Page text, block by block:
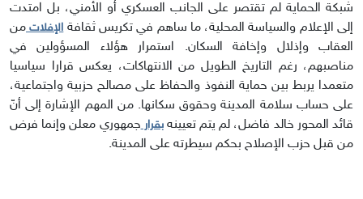
شبكة الحماية لم تقتصر على الجانب العسكري أو الأمني، بل امتدت
إلى الإعلام والسياسة المحلية، ما ساهم في تكريس ثقافةالإفلات من
العقاب وإذلال وإخافة السكان. استمرار هؤلاء المسؤولين في
مناصبهم، رغم التاريخ الطويل من الانتهاكات، يعكس قرارا سياسيا
متعمدا يربط بين حماية النفوذ والحفاظ على مصالح حزبية واجتماعية،
على حساب سلامة المدينة وحقوق سكانها. من المهم الإشارة إلى أنّ
قائد المحور خالد فاضل، لم يتم تعيينهبقرار جمهوري معلن وإنما فرض
من قبل حزب الإصلاح بحكم سيطرته على المدينة.